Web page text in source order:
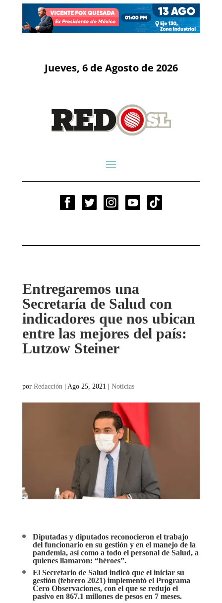
Jueves, 6 de Agosto de 2026
Entregaremos una
Secretaría de Salud con
indicadores que nos ubican
entre las mejores del país:
Lutzow Steiner
por Redacción | Ago 25, 2021 | Noticias
Diputadas y diputados reconocieron el trabajo
del funcionario en su gestión y en el manejo de la
pandemia, así como a todo el personal de Salud, a
quienes llamaron: “héroes”.
El Secretario de Salud indicó que el iniciar su
gestión (febrero 2021) implementó el Programa
Cero Observaciones, con el que se redujo el
pasivo en 867.1 millones de pesos en 7 meses.